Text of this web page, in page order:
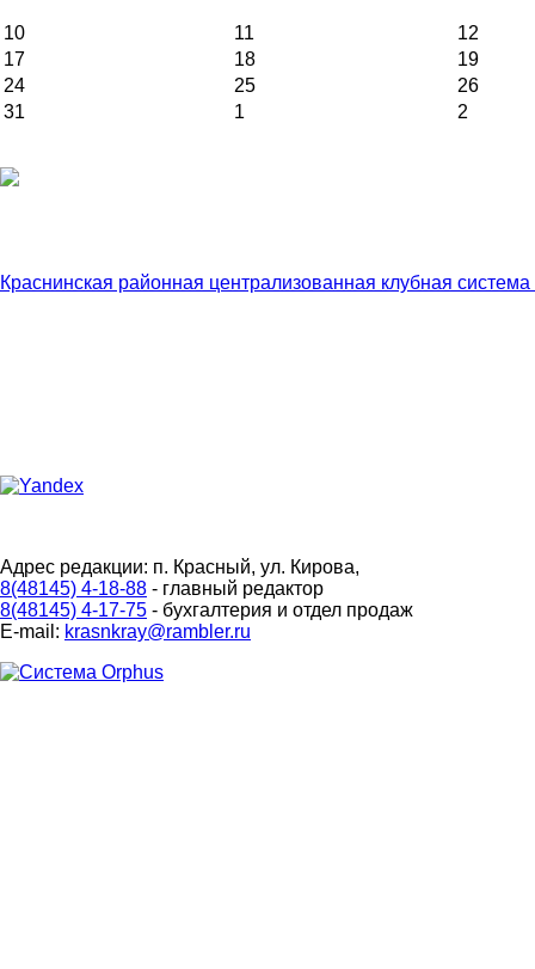
10 11
12
17
18
19
24
25
26
31
1 2
Краснинская районная централизованная клубная
Адрес редакции: п. Красный, ул. Кирова,
8(48145) 4-18-88 - главный редактор
8(48145) 4-17-75 - бухгалтерия и отдел продаж
E-mail: krasnkray@rambler.ru